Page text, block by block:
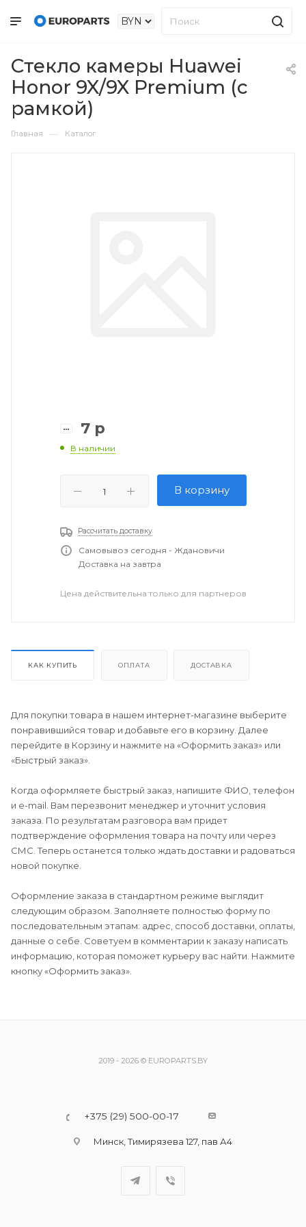
Стекло камеры Huawei
Honor 9X/9X Premium (с
рамкой)
Главная — Каталог
7р
В наличии
В корзину
Рассчитать доставку
Самовывоз сегодня - Ждановичи
Доставка на завтра
Цена действительна только для партнеров
КАК КУПИТЬ ОПЛАТА ДОСТАВКА
Для покупки товара в нашем интернет-магазине выберите
понравившийся товар и добавьте его в корзину. Далее
перейдите в Корзину и нажмите на «Оформить заказ» или
«Быстрый заказ».
Когда оформляете быстрый заказ, напишите ФИО, телефон
и e-mail. Вам перезвонит менеджер и уточнит условия
заказа. По результатам разговора вам придет
подтверждение оформления товара на почту или через
СМС. Теперь останется только ждать доставки и радоваться
новой покупке.
Оформление заказа в стандартном режиме выглядит
следующим образом. Заполняете полностью форму по
последовательным этапам: адрес, способ доставки, оплаты,
данные о себе. Советуем в комментарии к заказу написать
информацию, которая поможет курьеру вас найти. Нажмите
кнопку «Оформить заказ».
2019 - 2026 © EUROPARTS.BY
+375 (29) 500-00-17
Минск, Тимирязева 127, пав А4